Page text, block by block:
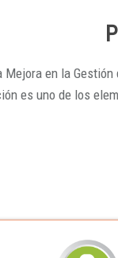
Mejora en la
es uno de los